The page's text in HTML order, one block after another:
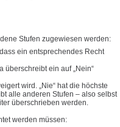
Stufen zugewiesen werden:
ein entsprechendes Recht
überschreibt ein auf „Nein“
wird. „Nie“ hat die höchste
alle anderen Stufen – also selbst
überschrieben werden.
werden müssen: